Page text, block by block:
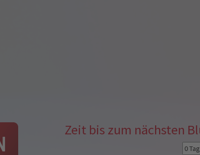
Zeit bis zum nächsten